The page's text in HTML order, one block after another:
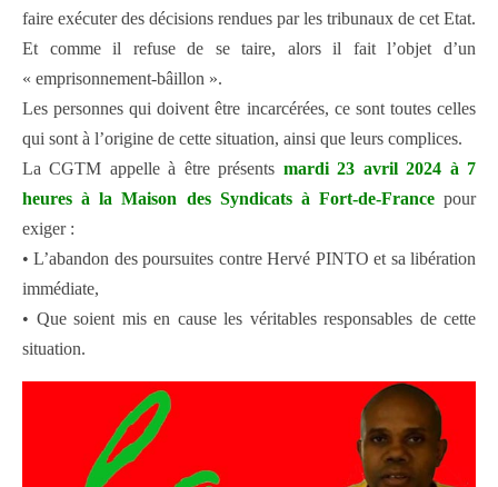
faire exécuter des décisions rendues par les tribunaux de cet Etat.
Et comme il refuse de se taire, alors il fait l’objet d’un
« emprisonnement-bâillon ».
Les personnes qui doivent être incarcérées, ce sont toutes celles
qui sont à l’origine de cette situation, ainsi que leurs complices.
La CGTM appelle à être présents mardi 23 avril 2024 à 7
heures à la Maison des Syndicats à Fort-de-France pour
exiger :
• L’abandon des poursuites contre Hervé PINTO et sa libération
immédiate,
• Que soient mis en cause les véritables responsables de cette
situation.